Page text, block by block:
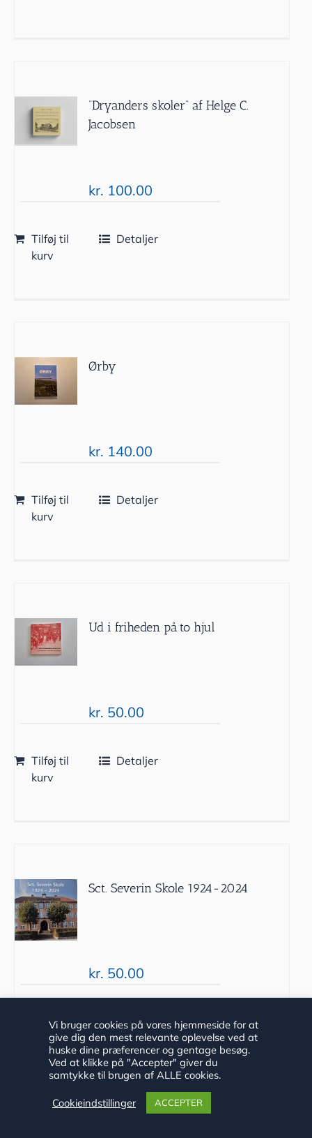
“Dryanders skoler” af Helge C.
Jacobsen
kr. 100.00
Tilføj til
kurv
Detaljer
Ørby
kr. 140.00
Tilføj til
kurv
Detaljer
Ud i friheden på to hjul
kr. 50.00
Tilføj til
kurv
Detaljer
Sct. Severin Skole 1924-2024
kr. 50.00
Tilføj til
kurv
Detaljer
Vi bruger cookies på vores hjemmeside for at
give dig den mest relevante oplevelse ved at
huske dine præferencer og gentage besøg.
Ved at klikke på "Accepter" giver du
samtykke til brugen af ALLE cookies.
Cookieindstillinger ACCEPTER